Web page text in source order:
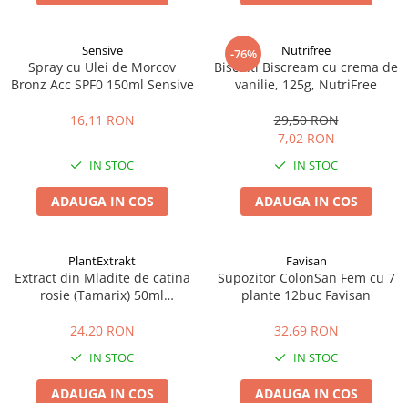
Sensive
Spray cu Ulei de Morcov
Bronz Acc SPF0 150ml Sensive
16,11 RON
IN STOC
ADAUGA IN COS
-76% Nutrifree
Biscuiti Biscream cu crema de
vanilie, 125g, NutriFree
29,50 RON
7,02 RON
IN STOC
ADAUGA IN COS
PlantExtrakt
Extract din Mladite de catina
rosie (Tamarix) 50ml
24,20 RON
IN STOC
ADAUGA IN COS
Favisan
Supozitor ColonSan Fem cu 7
plante 12buc Favisan
32,69 RON
IN STOC
ADAUGA IN COS